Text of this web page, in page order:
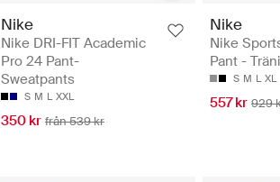
Nike
Nike DRI-FIT Academic
Pro 24 Pant-
Sweatpants
S M L XXL
350 kr från 539 kr
Nike
Nike
Pant -
S M L XL
557 kr 929